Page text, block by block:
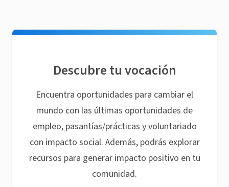
Descubre tu vocación
Encuentra oportunidades para cambiar el
mundo con las últimas oportunidades de
empleo, pasantías/prácticas y voluntariado
con impacto social. Además, podrás explorar
recursos para generar impacto positivo en tu
comunidad.